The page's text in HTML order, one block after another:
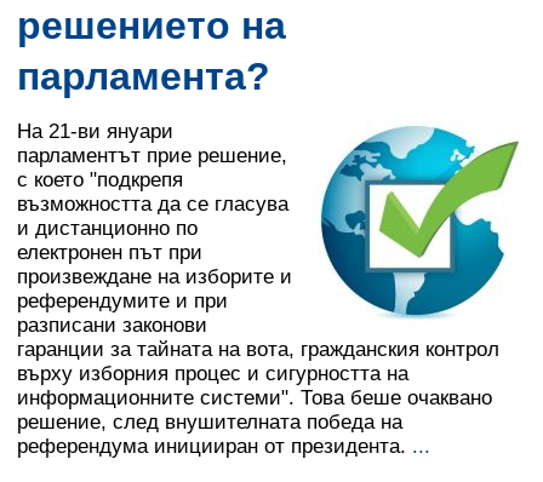
решението на
парламента?
На 21-ви януари
парламентът прие решение,
с което "подкрепя
възможността да се гласува
и дистанционно по
електронен път при
произвеждане на изборите и
референдумите и при
разписани законови
гаранции за тайната на вота, гражданския контрол
върху изборния процес и сигурността на
информационните системи". Това беше очаквано
решение, след внушителната победа на
референдума иницииран от президента. ...